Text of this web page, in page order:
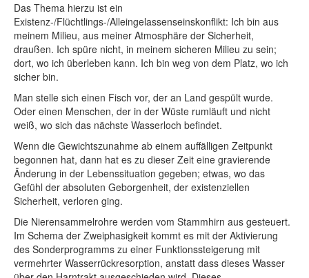
Das Thema hierzu ist ein
Existenz-/Flüchtlings-/Alleingelassenseinskonflikt: Ich bin aus
meinem Milieu, aus meiner Atmosphäre der Sicherheit,
draußen. Ich spüre nicht, in meinem sicheren Milieu zu sein;
dort, wo ich überleben kann. Ich bin weg von dem Platz, wo ich
sicher bin.
Man stelle sich einen Fisch vor, der an Land gespült wurde.
Oder einen Menschen, der in der Wüste rumläuft und nicht
weiß, wo sich das nächste Wasserloch befindet.
Wenn die Gewichtszunahme ab einem auffälligen Zeitpunkt
begonnen hat, dann hat es zu dieser Zeit eine gravierende
Änderung in der Lebenssituation gegeben; etwas, wo das
Gefühl der absoluten Geborgenheit, der existenziellen
Sicherheit, verloren ging.
Die Nierensammelrohre werden vom Stammhirn aus gesteuert.
Im Schema der Zweiphasigkeit kommt es mit der Aktivierung
des Sonderprogramms zu einer Funktionssteigerung mit
vermehrter Wasserrückresorption, anstatt dass dieses Wasser